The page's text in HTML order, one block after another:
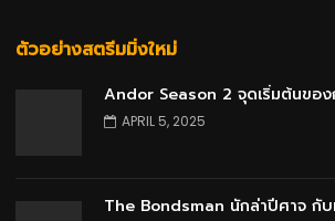
ตัวอย่างสตรีมมิ่งใหม่
Andor Season 2 จุดเริ่มต้นขอ
APRIL 5, 2025
The Bondsman นักล่าปีศาจ กั